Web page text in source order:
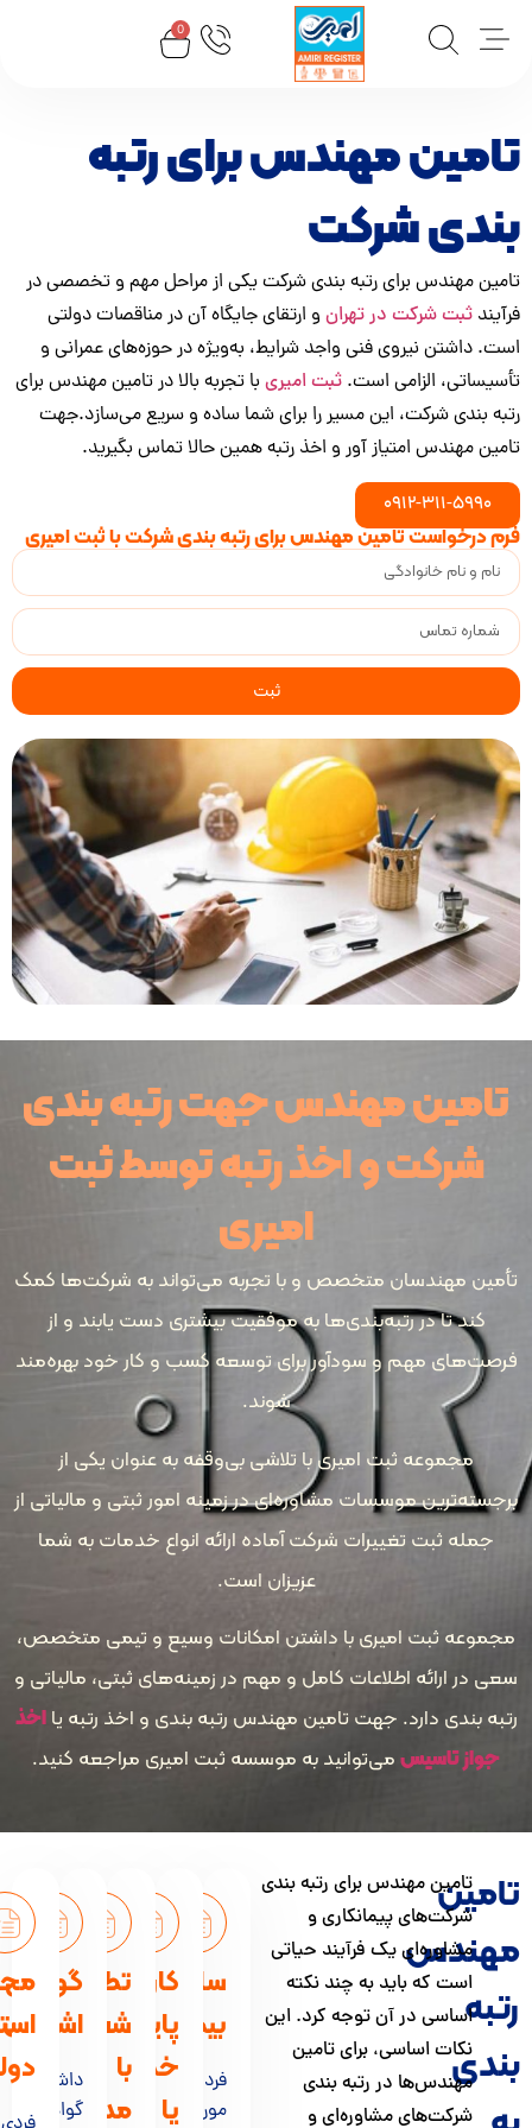
مهندس برای رتبه
شرکت
برای رتبه بندی شرکت یکی از مراحل مهم و تخصصی در
شرکت در تهرانو ارتقای جایگاه آن در مناقصات دولتی
نیروی فنی واجد شرایط، به‌ویژه در حوزه‌های عمرانی و
الزامی است.ثبت امیری با تجربه بالا در تامین مهندس برای
شرکت، این مسیر را برای شما ساده و سریع می‌سازد.جهت
امتیاز آور و اخذ رتبه همین حالا تماس بگیرید.
0912-
تامین مهندس برای رتبه بندی شرکت با ثبت امیری
مهندس جهت رتبه بندی
و اخذ رتبه توسط ثبت
امیری
متخصص و با تجربه می‌تواند به شرکت‌ها کمک
در رتبه‌بندی‌ها به موفقیت بیشتری دست یابند و از
مهم و سودآور برای توسعه کسب و کار خود بهره‌مند
ثبت امیری با تلاشی بی‌وقفه به عنوان یکی از
موسسات مشاوره‌ای در زمینه امور ثبتی و مالیاتی از
تغییرات شرکت آماده ارائه انواع خدمات به شما
عزیزان است.
ثبت امیری با داشتن امکانات وسیع و تیمی متخصص،
اطلاعات کامل و مهم در زمینه‌های ثبتی، مالیاتی و
دارد. جهت تامین مهندس رتبه بندی و اخذ رتبه یااخذ
می‌توانید به موسسه ثبت امیری مراجعه کنید.
مهندس برای رتبه بندی
پیمانکاری و
یک فرآیند حیاتی
که باید به چند نکته
در آن توجه کرد. این
اساسی، برای تامین
در رتبه بندی
مشاوره‌ای و
سابقه
بیمه
فرد
کارت
پایان
خدمت
تطابق
شغلی
مدرک
گواهی
اشتغال
داشتن
گواهی
محدودیت
استخدام
دولتی